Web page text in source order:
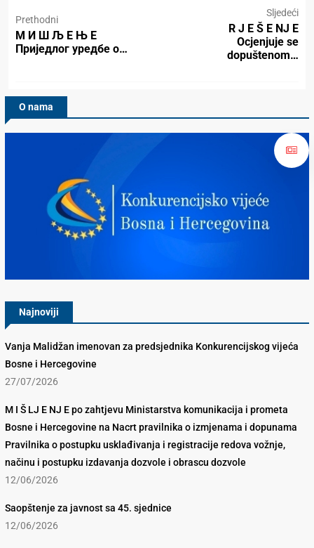
Prethodni
М И Ш Љ Е Њ Е
Приједлог уредбе о…
Sljedeći
R J E Š E NJ E
Ocjenjuje se
dopuštenom…
O nama
Najnoviji
Vanja Malidžan imenovan za predsjednika Konkurencijskog vijeća
Bosne i Hercegovine
27/07/2026
M I Š LJ E NJ E po zahtjevu Ministarstva komunikacija i prometa
Bosne i Hercegovine na Nacrt pravilnika o izmjenama i dopunama
Pravilnika o postupku usklađivanja i registracije redova vožnje,
načinu i postupku izdavanja dozvole i obrascu dozvole
12/06/2026
Saopštenje za javnost sa 45. sjednice
12/06/2026